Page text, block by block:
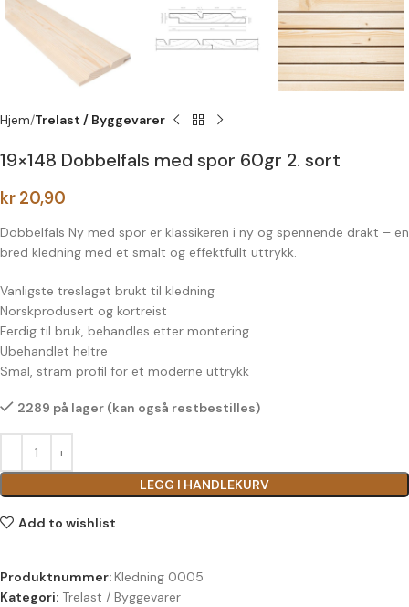
Hjem Trelast / Byggevarer
19×148 Dobbelfals med spor 60gr 2. sort
kr 20,90
Dobbelfals Ny med spor er klassikeren i ny og spennende drakt – en
bred kledning med et smalt og effektfullt uttrykk.
Vanligste treslaget brukt til kledning
Norskprodusert og kortreist
Ferdig til bruk, behandles etter montering
Ubehandlet heltre
Smal, stram profil for et moderne uttrykk
2289 på lager (kan også restbestilles)
LEGG I HANDLEKURV
Add to wishlist
Produktnummer:Kledning 0005
Kategori: Trelast / Byggevarer